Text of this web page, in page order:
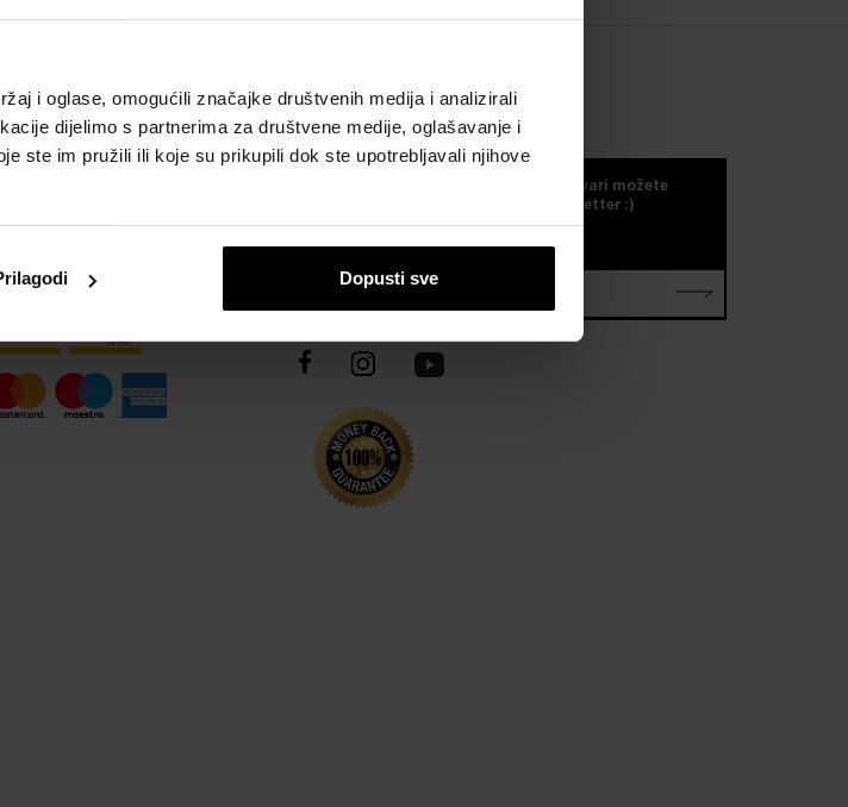
i oglase, omogućili značajke društvenih medija i analizirali
dijelimo s partnerima za društvene medije, oglašavanje i
ste im pružili ili koje su prikupili dok ste upotrebljavali njihove
Dopusti sve
PLAĆANJA KOKULETTER
Novosti, trendove i druge odlične stvari možete
primati ako se odlučite za naš kokuletter :)
E-mail*